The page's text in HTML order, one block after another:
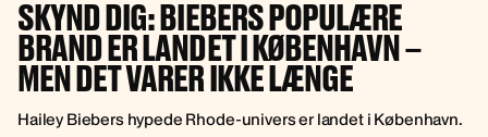
SKYND DIG: BIEBERS POPULÆRE
BRAND ER LANDET I KØBENHAVN –
MEN DET VARER IKKE LÆNGE
Hailey Biebers hypede Rhode-univers er landet i København.